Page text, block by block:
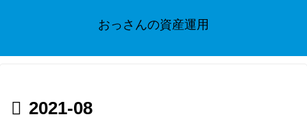
おっさんの資産運用
2021-08